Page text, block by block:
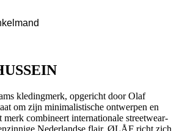
kledingmerk, opgericht door Olaf
om zijn minimalistische ontwerpen en
merk combineert internationale streetwear-
Nederlandse flair. ØLÅF richt zich